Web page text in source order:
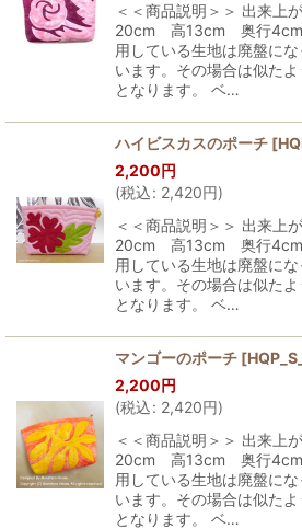
＜＜商品説明＞＞ 出来上
20cm 高13cm 奥行4cm
用している生地は廃盤に
います。その場合は似た
となります。 ベ…
ハイビスカスのポーチ [
2,200円
(税込: 2,420円)
＜＜商品説明＞＞ 出来上
20cm 高13cm 奥行4cm
用している生地は廃盤に
います。その場合は似た
となります。 ベ…
マンゴーのポーチ [
2,200円
(税込: 2,420円)
＜＜商品説明＞＞ 出来上
20cm 高13cm 奥行4cm
用している生地は廃盤に
います。その場合は似た
となります。 ベ…